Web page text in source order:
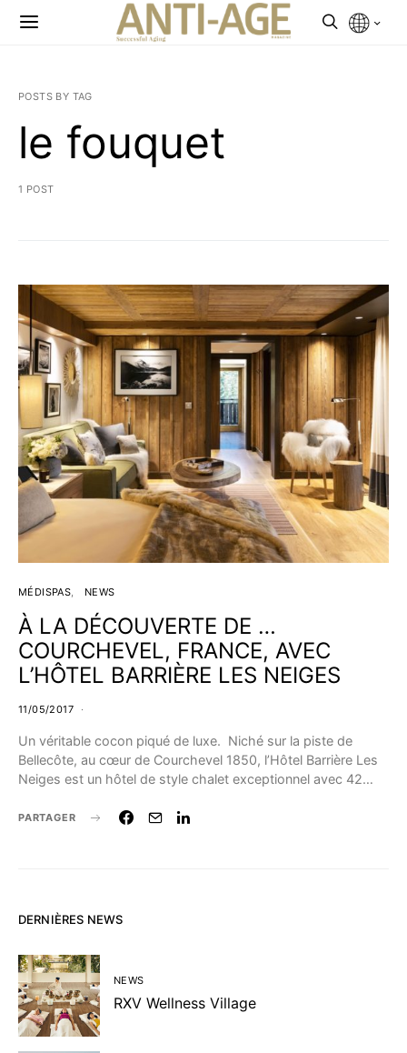
POSTS BY TAG
le fouquet
1 POST
MÉDISPAS NEWS
À LA DÉCOUVERTE DE …
COURCHEVEL, FRANCE, AVEC
L’HÔTEL BARRIÈRE LES NEIGES
11/05/2017
Un véritable cocon piqué de luxe. Niché sur la piste de
Bellecôte, au cœur de Courchevel 1850, l’Hôtel Barrière Les
Neiges est un hôtel de style chalet exceptionnel avec 42…
PARTAGER
DERNIÈRES NEWS
NEWS
RXV Wellness Village